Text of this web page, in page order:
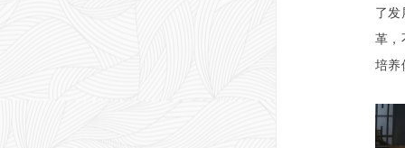
了发
革，
培养